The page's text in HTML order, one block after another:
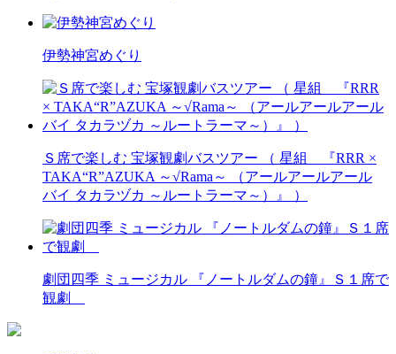
伊勢神宮めぐり
Ｓ席で楽しむ 宝塚観劇バスツアー （ 星組 『RRR ×
TAKA“R”AZUKA ～√Rama～ （アールアールアール
バイ タカラヅカ ～ルートラーマ～）』 ）
劇団四季 ミュージカル 『ノートルダムの鐘』Ｓ１席で
観劇